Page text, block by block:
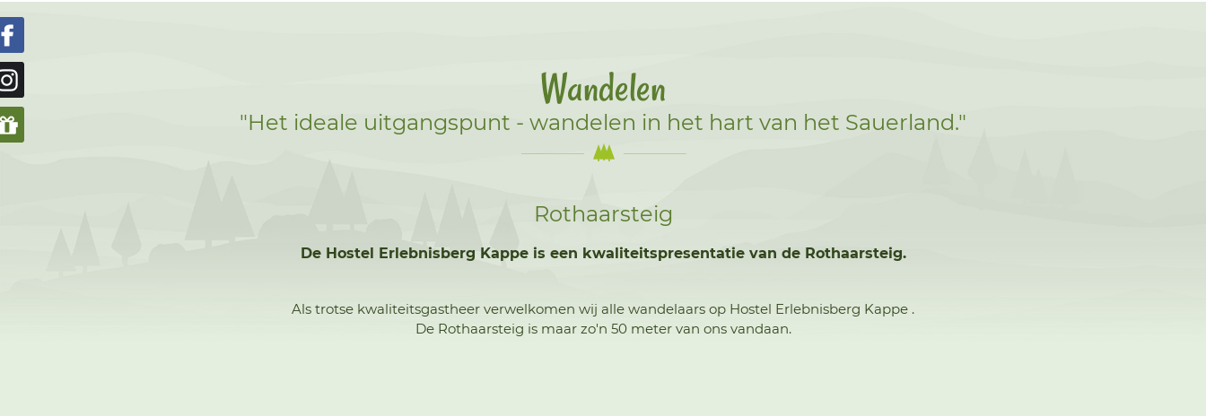
Wandelen
"Het ideale uitgangspunt - wandelen in het hart van het Sauerland."
Rothaarsteig
De Hostel Erlebnisberg Kappe is een kwaliteitspresentatie van de Rothaarsteig.
Als trotse kwaliteitsgastheer verwelkomen wij alle wandelaars op Hostel Erlebnisberg Kappe .
De Rothaarsteig is maar zo'n 50 meter van ons vandaan.